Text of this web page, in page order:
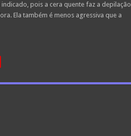
pois a cera quente faz a depilação
Ela também é menos agressiva que a